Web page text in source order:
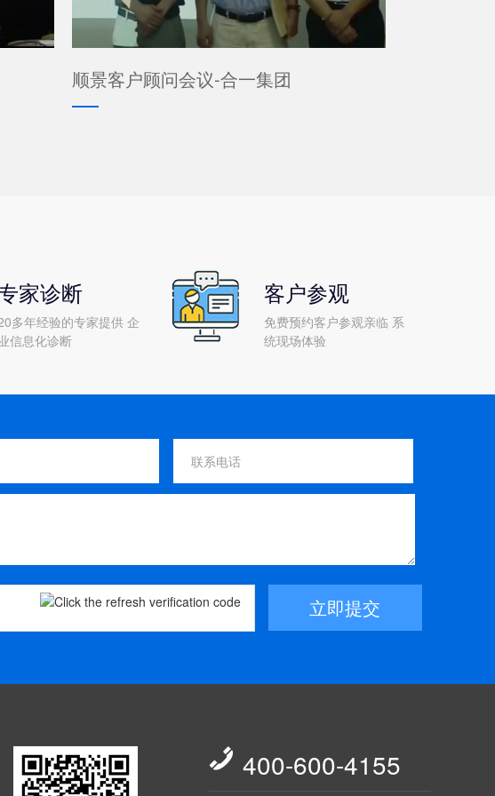
顺景客户顾问会议-合一集团
家诊断
多年经验的专家提供 企
信息化诊断
客户参观
免费预约客户参观亲临 系
统现场体验
立即提交
 400-600-4155